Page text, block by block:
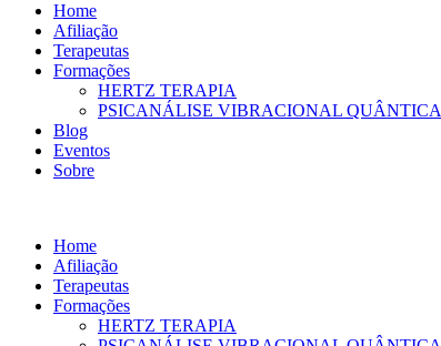
Home
Afiliação
Terapeutas
Formações
HERTZ TERAPIA
PSICANÁLISE VIBRACIONAL QUÂNTICA
Blog
Eventos
Sobre
Home
Afiliação
Terapeutas
Formações
HERTZ TERAPIA